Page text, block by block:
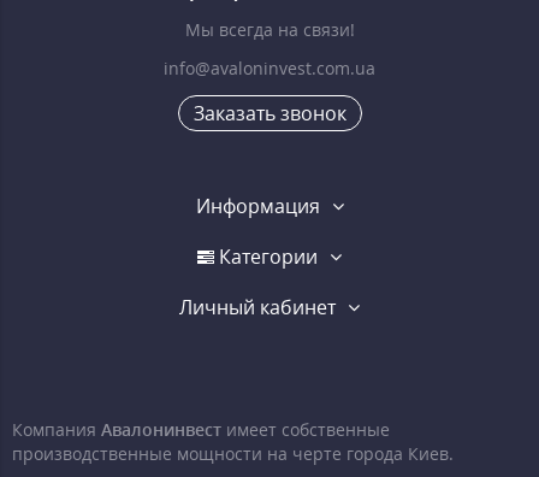
Мы всегда на связи!
info@avaloninvest.com.ua
Заказать звонок
Информация
Категории
Личный кабинет
Компания Авалонинвест имеет собственные
производственные мощности на черте города Киев.